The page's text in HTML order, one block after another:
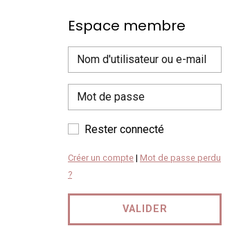
Espace membre
Rester connecté
Créer un compte | Mot de passe perdu
?
VALIDER